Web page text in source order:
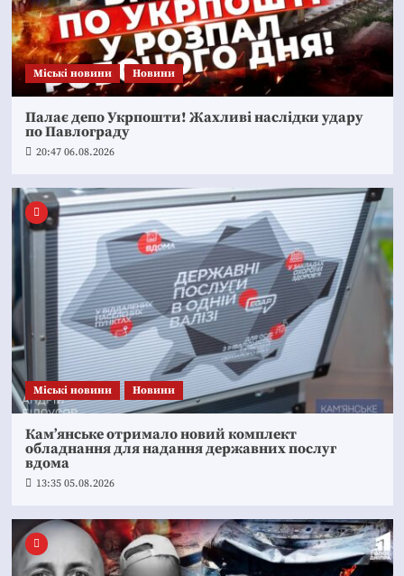
Mіські новини Новини
Палає депо Укрпошти! Жахливі наслідки удару
по Павлограду
20:47 06.08.2026
Mіські новини Новини
Кам’янське отримало новий комплект
обладнання для надання державних послуг
вдома
13:35 05.08.2026